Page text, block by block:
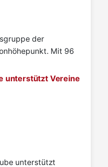
der
Mit 96
unterstützt Vereine
unterstützt